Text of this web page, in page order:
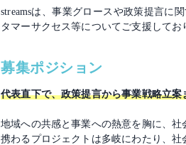
streamsは、事業グロースや政策提言に
タマーサクセス等についてご支援してお
募集ポジション
代表直下で、政策提言から事業戦略立
地域への共感と事業への熱意を胸に、
携わるプロジェクトは多岐にわたり、社